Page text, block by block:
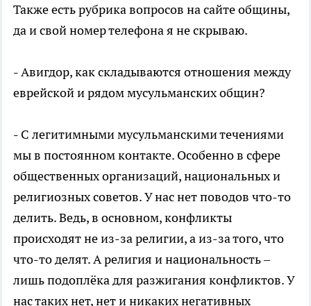
Также есть рубрика вопросов на сайте общины,
да и свой номер телефона я не скрываю.
- Авигдор, как складываются отношения между
еврейской и рядом мусульманских общин?
- С легитимными мусульманскими течениями
мы в постоянном контакте. Особенно в сфере
общественных организаций, национальных и
религиозных советов. У нас нет поводов что-то
делить. Ведь, в основном, конфликты
происходят не из-за религии, а из-за того, что
что-то делят. А религия и национальность –
лишь подоплёка для разжигания конфликтов. У
нас таких нет, нет и никаких негативных